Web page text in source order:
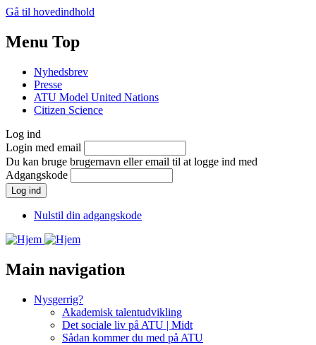
Gå til hovedindhold
Menu Top
Nyhedsbrev
Presse
ATU Model United Nations
Citizen Science
Log ind
Login med email
Du kan bruge brugernavn eller email til at logge ind med
Adgangskode
Nulstil din adgangskode
Main navigation
Nysgerrig?
Akademisk talentudvikling
Det sociale liv på ATU | Midt
Sådan kommer du med på ATU